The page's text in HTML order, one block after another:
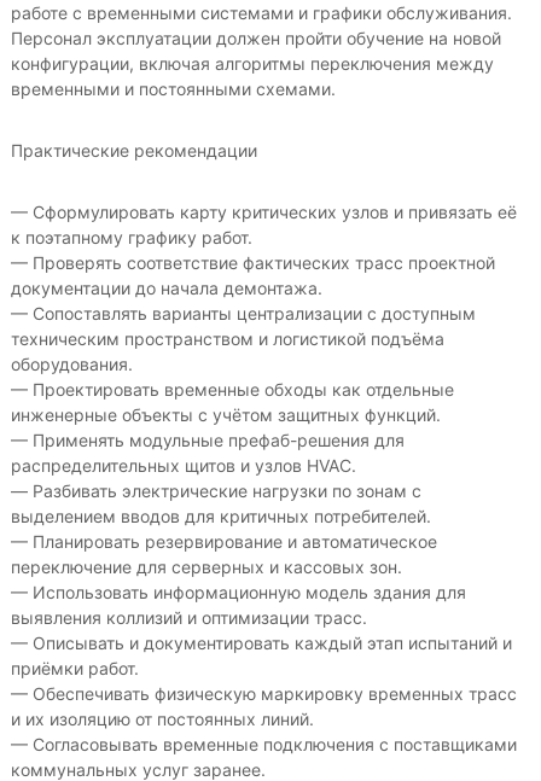
работе с временными системами и графики обслуживания.
Персонал эксплуатации должен пройти обучение на новой
конфигурации, включая алгоритмы переключения между
временными и постоянными схемами.
Практические рекомендации
— Сформулировать карту критических узлов и привязать её
к поэтапному графику работ.
— Проверять соответствие фактических трасс проектной
документации до начала демонтажа.
— Сопоставлять варианты централизации с доступным
техническим пространством и логистикой подъёма
оборудования.
— Проектировать временные обходы как отдельные
инженерные объекты с учётом защитных функций.
— Применять модульные префаб-решения для
распределительных щитов и узлов HVAC.
— Разбивать электрические нагрузки по зонам с
выделением вводов для критичных потребителей.
— Планировать резервирование и автоматическое
переключение для серверных и кассовых зон.
— Использовать информационную модель здания для
выявления коллизий и оптимизации трасс.
— Описывать и документировать каждый этап испытаний и
приёмки работ.
— Обеспечивать физическую маркировку временных трасс
и их изоляцию от постоянных линий.
— Согласовывать временные подключения с поставщиками
коммунальных услуг заранее.